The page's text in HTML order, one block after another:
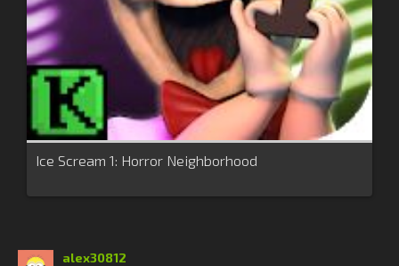
Ice Scream 1: Horror Neighborhood
alex30812